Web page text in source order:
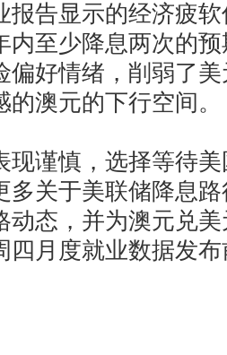
报告显示的经济疲
内至少降息两次的
偏好情绪，削弱了
澳元的下行空间。
谨慎，选择等待美
多关于美联储降息
动态，并为澳元兑
四月度就业数据发